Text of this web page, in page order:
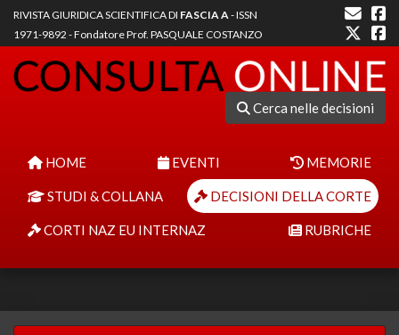
RIVISTA GIURIDICA SCIENTIFICA DI FASCIA A- ISSN
1971-9892 - Fondatore Prof. PASQUALE COSTANZO
Cerca nelle decisioni
HOME EVENTI MEMORIE
STUDI & COLLANA DECISIONI DELLA CORTE
CORTI NAZ EU INTERNAZ RUBRICHE